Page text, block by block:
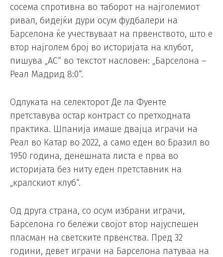
сосема спротивна во таборот на најголемиот
ривал, бидејќи дури осум фудбалери на
Барселона ќе учествуваат на првенството, што е
втор најголем број во историјата на клубот,
пишува „АС“ во текстот насловен: „Барселона –
Реал Мадрид 8:0“.
Одлуката на селекторот Де ла Фуенте
претставува остар контраст со претходната
практика. Шпанија имаше двајца играчи на
Реал во Катар во 2022, а само еден во Бразил во
1950 година, денешната листа е прва во
историјата без ниту еден претставник на
„кралскиот клуб“.
Од друга страна, со осум избрани играчи,
Барселона го бележи својот втор најуспешен
пласман на светските првенства. Пред 32
години, девет играчи на Барселона патуваа на